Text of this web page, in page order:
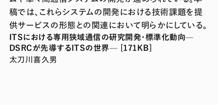
稿では、これらシステムの開発における技術課題を提
供サービスの形態との関連において明らかにしている。
ITSにおける専用狭域通信の研究開発・標準化動向—
DSRCが先導するITSの世界— [171KB]
太刀川喜久男